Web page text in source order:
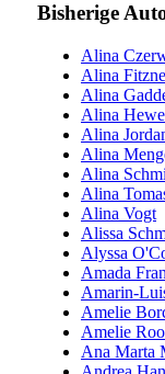
Bisherige
Alina
Alina
Alina
Alina
Alina
Alina
Alina
Alina
Alina Vogt
Alissa
Alyssa
Amada
Amarin-
Amelie
Amelie
Ana Marta